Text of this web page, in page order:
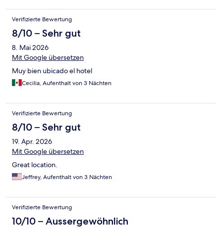
Verifizierte Bewertung
8/10 – Sehr gut
8. Mai 2026
Mit Google übersetzen
Muy bien ubicado el hotel
Cecilia, Aufenthalt von 3 Nächten
Verifizierte Bewertung
8/10 – Sehr gut
19. Apr. 2026
Mit Google übersetzen
Great location.
Jeffrey, Aufenthalt von 3 Nächten
Verifizierte Bewertung
10/10 – Aussergewöhnlich